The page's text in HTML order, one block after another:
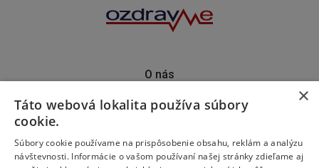
O nás
Predplatné
Podporte nás
×
Táto webová lokalita používa súbory
cookie.
Súbory cookie používame na prispôsobenie obsahu, reklám a analýzu
návštevnosti. Informácie o vašom používaní našej stránky zdieľame aj